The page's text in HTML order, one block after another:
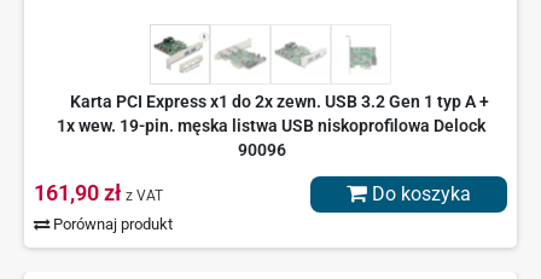
Karta PCI Express x1 do 2x zewn. USB 3.2 Gen 1 typ A +
1x wew. 19-pin. męska listwa USB niskoprofilowa Delock
90096
161,90 zł z VAT
Porównaj produkt
Do koszyka